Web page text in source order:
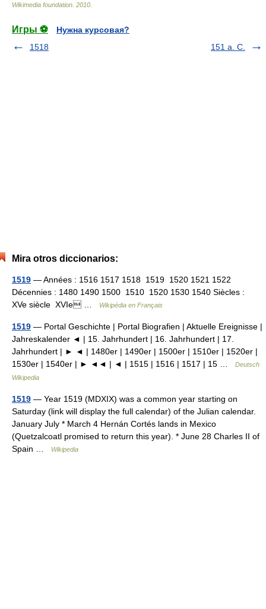
Wikimedia foundation. 2010.
Игры ⚽
Нужна курсовая?
1518
151 a. C.
Mira otros diccionarios:
1519 — Années : 1516 1517 1518 1519 1520 1521 1522
Décennies : 1480 1490 1500 1510 1520 1530 1540 Siècles :
XVe siècle XVIe …
Wikipédia en Français
1519 — Portal Geschichte | Portal Biografien | Aktuelle Ereignisse |
Jahreskalender ◄ | 15. Jahrhundert | 16. Jahrhundert | 17.
Jahrhundert | ► ◄ | 1480er | 1490er | 1500er | 1510er | 1520er |
1530er | 1540er | ► ◄◄ | ◄ | 1515 | 1516 | 1517 | 15 …
Deutsch
Wikipedia
1519 — Year 1519 (MDXIX) was a common year starting on
Saturday (link will display the full calendar) of the Julian calendar.
January July * March 4 Hernán Cortés lands in Mexico
(Quetzalcoatl promised to return this year). * June 28 Charles II of
Spain …
Wikipedia